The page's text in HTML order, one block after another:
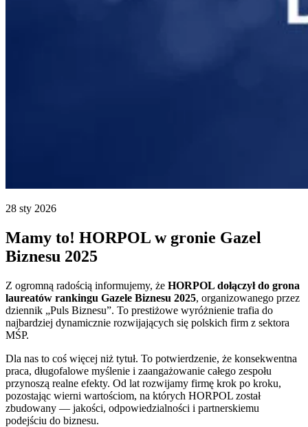
28 sty 2026
Mamy to! HORPOL w gronie Gazel
Biznesu 2025
Z ogromną radością informujemy, że HORPOL dołączył do grona
laureatów rankingu Gazele Biznesu 2025, organizowanego przez
dziennik „Puls Biznesu”. To prestiżowe wyróżnienie trafia do
najbardziej dynamicznie rozwijających się polskich firm z sektora
MŚP.
Dla nas to coś więcej niż tytuł. To potwierdzenie, że konsekwentna
praca, długofalowe myślenie i zaangażowanie całego zespołu
przynoszą realne efekty. Od lat rozwijamy firmę krok po kroku,
pozostając wierni wartościom, na których HORPOL został
zbudowany — jakości, odpowiedzialności i partnerskiemu
podejściu do biznesu.